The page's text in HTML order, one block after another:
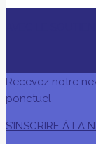
Recevez notre
ponctuel
S’INSCRIRE À LA